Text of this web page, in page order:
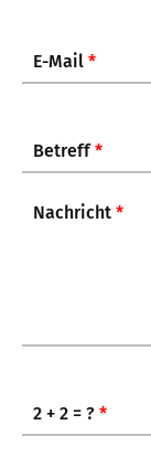
E-Mail *
Betreff*
Nachricht *
2 + 2 = ? *